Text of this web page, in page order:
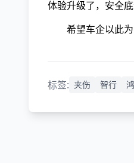
体验升级了，安全
希望车企以此
标签: 夹伤 智行